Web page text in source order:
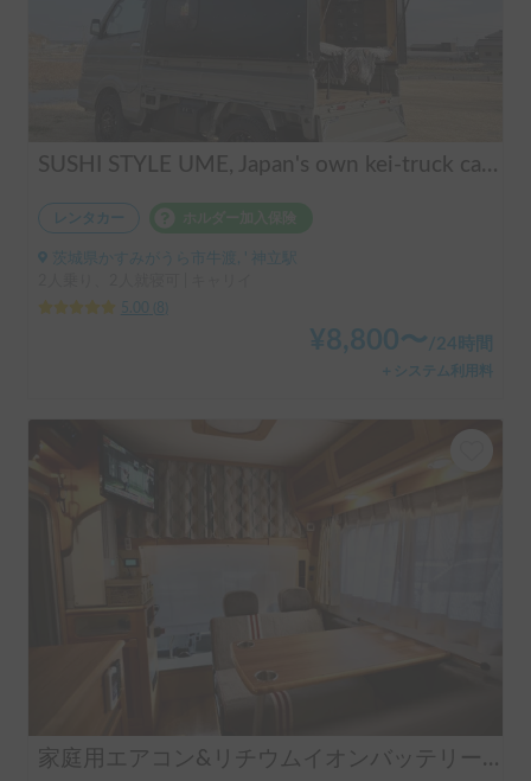
SUSHI STYLE UME, Japan's own kei-truck camper that transforms stylishly.
レンタカー
茨城県かすみがうら市牛渡, ' 神立駅
5.00
8
¥8,800〜/24時間
＋システム利用料
家庭用エアコン&リチウムイオンバッテリー&ソーラーパネル搭載‼︎コンパクトで初心者にもおすすめ！アミティ